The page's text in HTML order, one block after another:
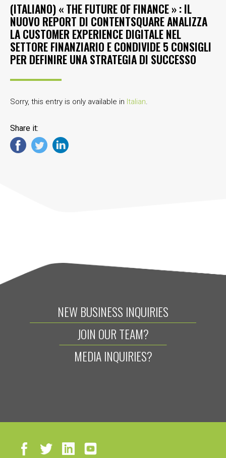
(ITALIANO) « THE FUTURE OF FINANCE » : IL
NUOVO REPORT DI CONTENTSQUARE ANALIZZA
LA CUSTOMER EXPERIENCE DIGITALE NEL
SETTORE FINANZIARIO E CONDIVIDE 5 CONSIGLI
PER DEFINIRE UNA STRATEGIA DI SUCCESSO
Sorry, this entry is only available in Italian.
Share it:
NEW BUSINESS INQUIRIES
JOIN OUR TEAM?
MEDIA INQUIRIES?